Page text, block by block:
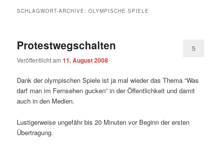
SCHLAGWORT-ARCHIVE:OLYMPISCHE SPIELE
Protestwegschalten
Veröffentlicht am11. August 2008
5
Dank der olympischen Spiele ist ja mal wieder das Thema “Was
darf man im Fernsehen gucken” in der Öffentlichkeit und damit
auch in den Medien.
Lustigerweise ungefähr bis 20 Minuten vor Beginn der ersten
Übertragung.